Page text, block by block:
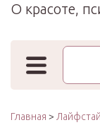
О красоте,
Поиск
Главная >